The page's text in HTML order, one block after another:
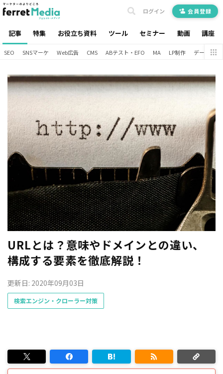
記事 特集 お役立ち資料 ツール セミナー 動画 講座
ログイン 会員登録
SEO SNSマーケ Web広告 CMS ABテスト・EFO MA LP制作 データ分析
URLとは？意味やドメインとの違い、
構成する要素を徹底解説！
更新日: 2020年09月03日
検索エンジン・クローラー対策